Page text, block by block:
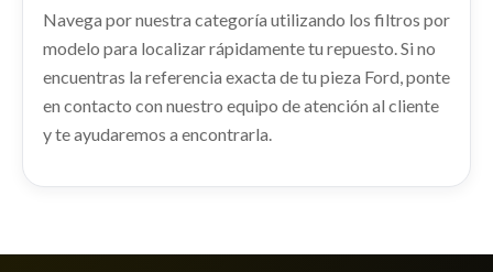
Consultar
RETROVISOR DERECHO usado.
FORD C-MAX TREND
Consultar
TRANSMISION DELANTERA IZQUIERDA
Ref: 2292440
Consultar
RADIADOR AGUA usado.
FORD C-MAX TREND
Ref: 2292435
Consultar
AMORTIGUADOR TRASERO DERECHO
Navega por nuestra categoría utilizando los filtros por
modelo para localizar rápidamente tu repuesto. Si no
encuentras la referencia exacta de tu pieza Ford, ponte
en contacto con nuestro equipo de atención al cliente
y te ayudaremos a encontrarla.